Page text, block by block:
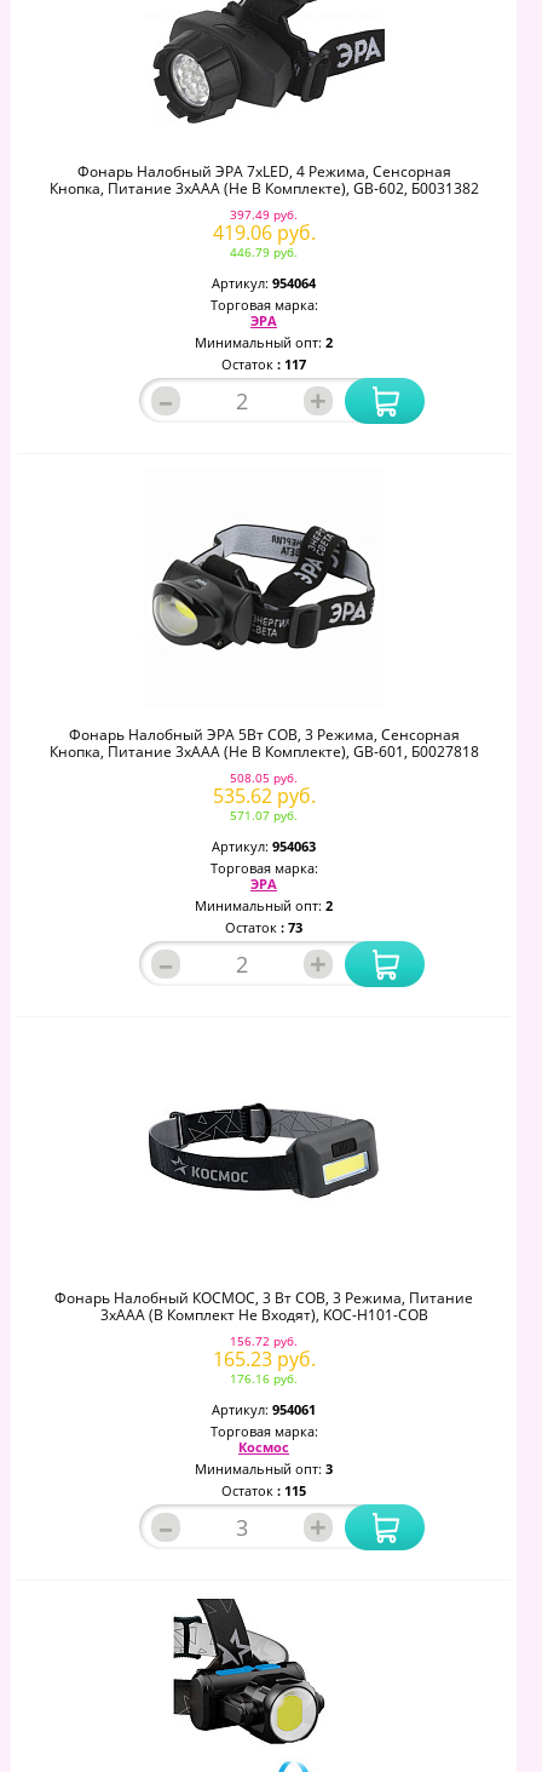
Фонарь Налобный ЭРА 7xLED, 4 Режима, Сенсорная
Кнопка, Питание 3хААА (не В Комплекте), GB-602, Б0031382
397.49 руб.
419.06 руб.
446.79 руб.
Артикул: 954064
Торговая марка:
ЭРА
Минимальный опт: 2
Остаток : 117
– +
Фонарь Налобный ЭРА 5Вт COB, 3 Режима, Сенсорная
Кнопка, Питание 3хААА (не В Комплекте), GB-601, Б0027818
508.05 руб.
535.62 руб.
571.07 руб.
Артикул: 954063
Торговая марка:
ЭРА
Минимальный опт: 2
Остаток : 73
– +
Фонарь Налобный КОСМОС, 3 Вт СОВ, 3 Режима, Питание
3хAAА (в Комплект Не Входят), KOC-H101-COB
156.72 руб.
165.23 руб.
176.16 руб.
Артикул: 954061
Торговая марка:
Космос
Минимальный опт: 3
Остаток : 115
– +